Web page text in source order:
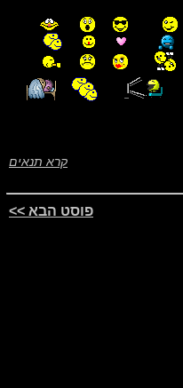
קרא תנאים
פוסט הבא >>